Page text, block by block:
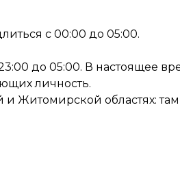
с 00:00 до 05:00.
до 05:00. В настоящее
личность.
и Житомирской областях: